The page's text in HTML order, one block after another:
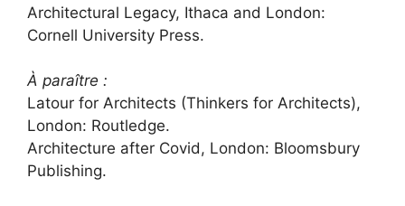
Architectural Legacy, Ithaca and London:
Cornell University Press.
À paraître :
Latour for Architects (Thinkers for Architects),
London: Routledge.
Architecture after Covid, London: Bloomsbury
Publishing.